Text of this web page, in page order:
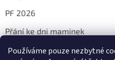
Používáme pouze nezbytné
PF 2026
Přání ke dni maminek